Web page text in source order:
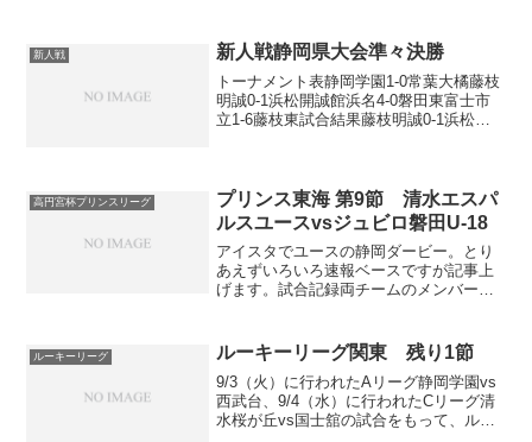
新人戦 新人戦静岡県大会準々決勝
トーナメント表静岡学園1-0常葉大橘藤枝
明誠0-1浜松開誠館浜名4-0磐田東富士市
立1-6藤枝東試合結果藤枝明誠0-1浜松開
市...
高円宮杯プリンスリーグ
プリンス東海 第9節 清水エスパ
ルスユースvsジュビロ磐田U-18
アイスタでユースの静岡ダービー。とり
あえずいろいろ速報ベースですが記事上
げます。試合記録両チームのメンバーは
つも通り。ダブルボランチも矢田龍之介
と杉山琥二郎のいつもの...
ルーキーリーグ ルーキーリーグ関東 残り1節
9/3（火）に行われたAリーグ静岡学園vs
西武台、9/4（水）に行われたCリーグ清
水桜が丘vs国士舘の試合をもって、ルー